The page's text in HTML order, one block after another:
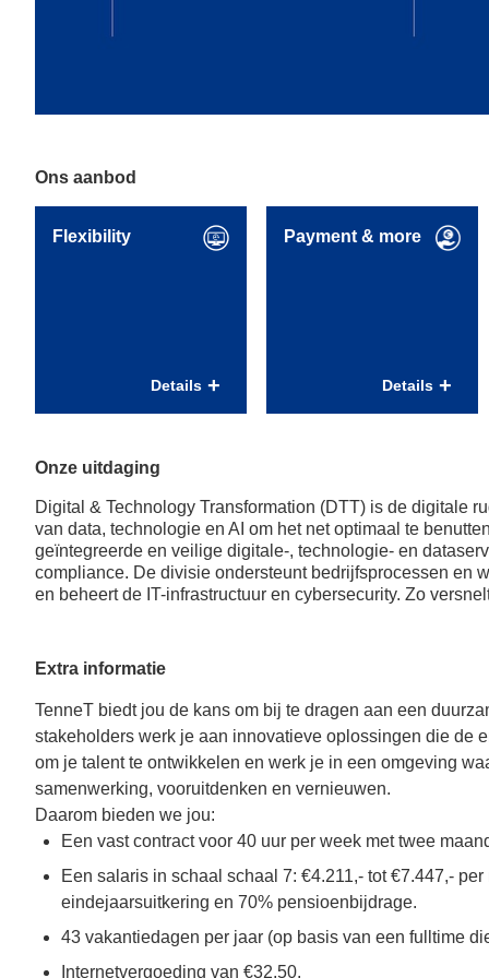
Ons aanbod
Flexibility
(met na 1 jaar in dienst
ook een
werkgeversbijdrage);
Tijdelijk meer of
minder werken of
doorwerken na je
sabbatical leave;
Details
Payment & more
Naast 8%
vakantietoeslag een 6%
eindejaarsuitkering;
Vergoeding woon-
werkverkeer of een
(middelloonregeling /
ABP);
Opties voor
deelname aan IPAP en
Details
Onze uitdaging
Digital & Technology Transformation (DTT) is de digitale
van data, technologie en AI om het net optimaal te
geïntegreerde en veilige digitale-, technologie- en
compliance. De divisie ondersteunt bedrijfsprocessen en
en beheert de IT-infrastructuur en cybersecurity. Zo
Extra informatie
TenneT biedt jou de kans om bij te dragen aan een
stakeholders werk je aan innovatieve oplossingen die de
om je talent te ontwikkelen en werk je in een omgeving
samenwerking, vooruitdenken en vernieuwen.
Daarom bieden we jou:
Een vast contract voor 40 uur per week met twee
Een salaris in schaal schaal 7: €4.211,- tot €7.447,-
eindejaarsuitkering en 70% pensioenbijdrage.
43 vakantiedagen per jaar (op basis van een fulltime
Internetvergoeding van €32,50.